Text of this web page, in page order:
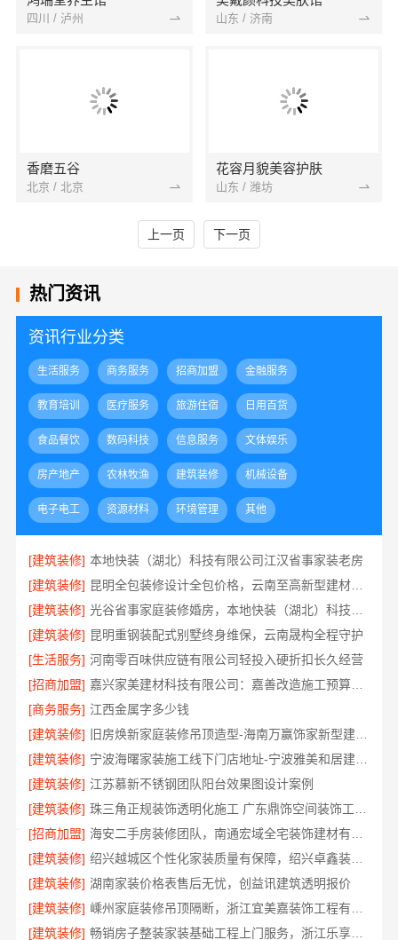
四川 / 泸州 山东 / 济南
香磨五谷
北京 / 北京
花容月貌美容护肤
山东 / 潍坊
上一页 下一页
热门资讯
资讯行业分类
生活服务 商务服务 招商加盟 金融服务
教育培训 医疗服务 旅游住宿 日用百货
食品餐饮 数码科技 信息服务 文体娱乐
房产地产 农林牧渔 建筑装修 机械设备
电子电工 资源材料 环境管理 其他
[建筑装修] 本地快装（湖北）科技有限公司江汉省事家装老房
[建筑装修]
昆明全包装修设计全包价格，云南至高新型建材有限公司
[建筑装修]
[建筑装修] 昆明重钢装配式别墅终身维保，云南晟构全程守护
[生活服务] 河南零百味供应链有限公司轻投入硬折扣长久经营
[招商加盟]
嘉兴家美建材科技有限公司：嘉善改造施工预算透明
[商务服务] 江西金属字多少钱
[建筑装修]
旧房焕新家庭装修吊顶造型-海南万赢饰家新型建筑材料有限公司
[建筑装修]
宁波海曙家装施工线下门店地址-宁波雅美和居建材科技有限公司
[建筑装修] 江苏慕新不锈钢团队阳台效果图设计案例
[建筑装修]
[招商加盟]
[建筑装修]
绍兴越城区个性化家装质量有保障，绍兴卓鑫装饰材料有限公司
[建筑装修] 湖南家装价格表售后无忧，创益讯建筑透明报价
[建筑装修]
[建筑装修]
畅销房子整装家装基础工程上门服务，浙江乐享新材料有限公司省心到家